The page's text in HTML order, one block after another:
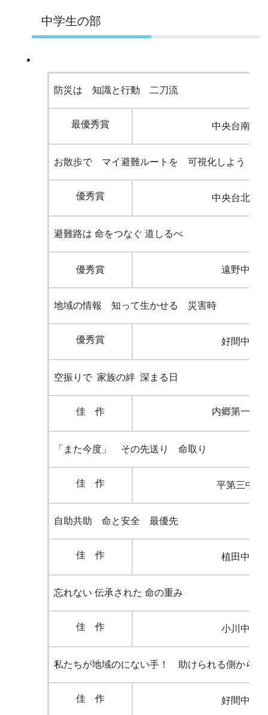
中学生の部
防災は 知識と行動 二刀流
最優秀賞 中央台南中
お散歩で マイ避難ルートを 可視化しよう
優秀賞 中央台北中
避難路は 命をつなぐ 道しるべ
優秀賞 遠野中学
地域の情報 知って生かせる 災害時
優秀賞 好間中学
空振りで 家族の絆 深まる日
佳 作 内郷第一中
「また今度」 その先送り 命取り
佳 作 平第三中学
自助共助 命と安全 最優先
佳 作 植田中学
忘れない 伝承された 命の重み
佳 作 小川中学
私たちが地域のにない手！ 助けられる側から
佳 作 好間中学